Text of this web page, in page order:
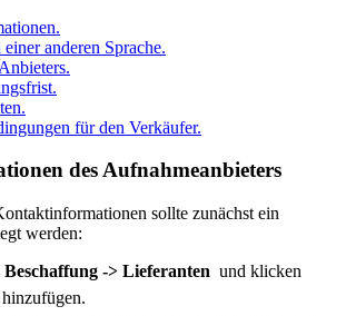
anderen Sprache.
für den Verkäufer.
des Aufnahmeanbieters
sollte zunächst ein
werden:
Beschaffung -> Lieferanten und klicken